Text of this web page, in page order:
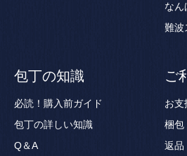
なん
難波
包丁の知識
必読！購入前ガイド
包丁の詳しい知識
Q＆A
ご
お支
梱包
返品